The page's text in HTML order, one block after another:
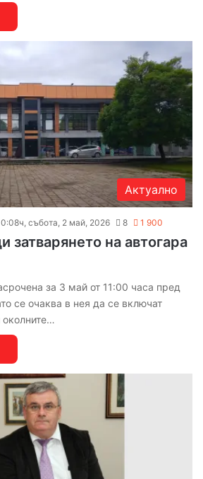
Актуално
събота, 2 май, 2026 8 1 900
затварянето на автогара
за 3 май от 11:00 часа пред
се очаква в нея да се включат